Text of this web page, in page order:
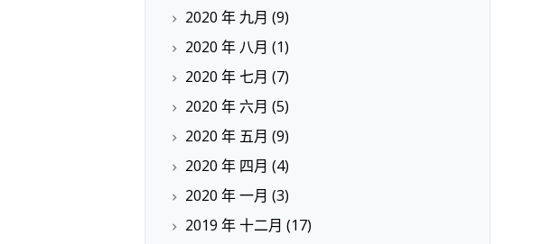
2020 年 九月 (9)
2020 年 八月 (1)
2020 年 七月 (7)
2020 年 六月 (5)
2020 年 五月 (9)
2020 年 四月 (4)
2020 年 一月 (3)
2019 年 十二月 (17)